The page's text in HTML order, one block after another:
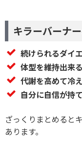
キラーバーナ
続けられるダイ
体型を維持出来る
代謝を高めて冷
自分に自信が持
ざっくりまとめると
あります。